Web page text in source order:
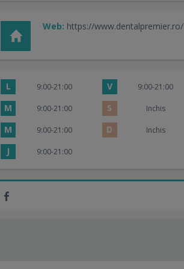
Web: https://www.dentalpremier.ro/
L 9:00-21:00 V 9:00-21:00
M 9:00-21:00 S Inchis
M 9:00-21:00 D Inchis
J 9:00-21:00